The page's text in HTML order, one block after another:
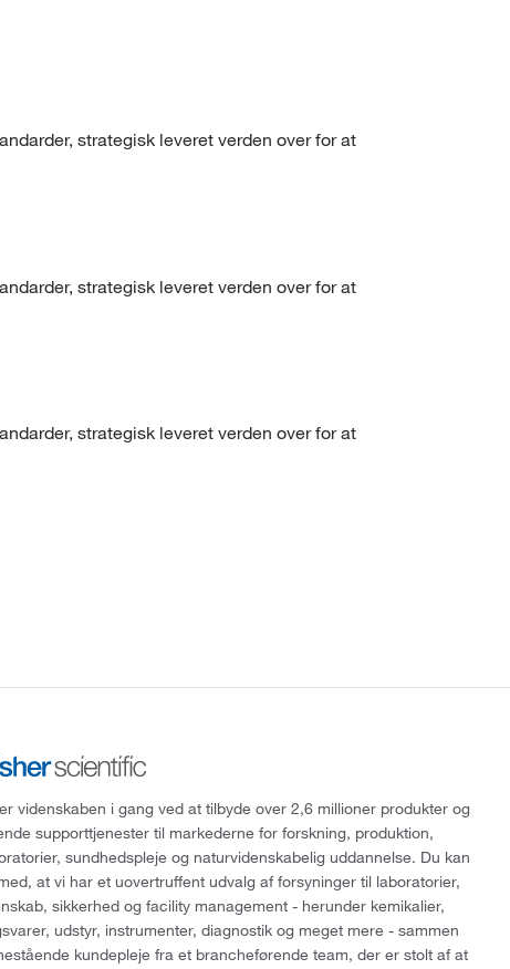
strategisk leveret verden over for at
strategisk leveret verden over for at
strategisk leveret verden over for at
videnskaben i gang ved at tilbyde over 2,6 millioner produkter og
supporttjenester til markederne for forskning, produktion,
sundhedspleje og naturvidenskabelig uddannelse. Du kan
at vi har et uovertruffent udvalg af forsyninger til laboratorier,
sikkerhed og facility management - herunder kemikalier,
udstyr, instrumenter, diagnostik og meget mere - sammen
kundepleje fra et brancheførende team, der er stolt af at